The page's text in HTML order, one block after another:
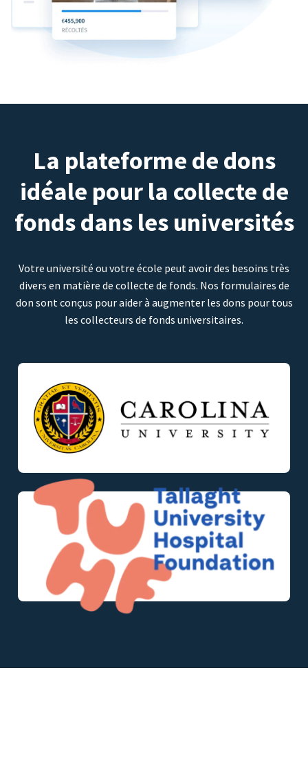
La plateforme de dons
idéale pour la collecte de
fonds dans les universités
Votre université ou votre école peut avoir des besoins très
divers en matière de collecte de fonds. Nos formulaires de
don sont conçus pour aider à augmenter les dons pour tous
les collecteurs de fonds universitaires.